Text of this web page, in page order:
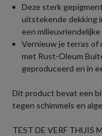
Deze sterk
uitstekende dekking
een milieuvriendelijke
Vernieuw je terras
met Rust-Oleum
geproduceerd en in
Dit product bevat een
tegen schimmels en
TEST DE VERF THUIS